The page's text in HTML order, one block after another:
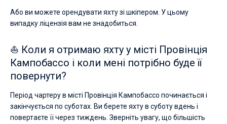
Або ви можете орендувати яхту зі шкіпером. У цьому
випадку ліцензія вам не знадобиться.
⛵ Коли я отримаю яхту у місті Провінція
Кампобассо і коли мені потрібно буде її
повернути?
Період чартеру в місті Провінція Кампобассо починається і
закінчується по суботах. Ви берете яхту в суботу вдень і
повертаєте її через тиждень. Зверніть увагу, що більшість